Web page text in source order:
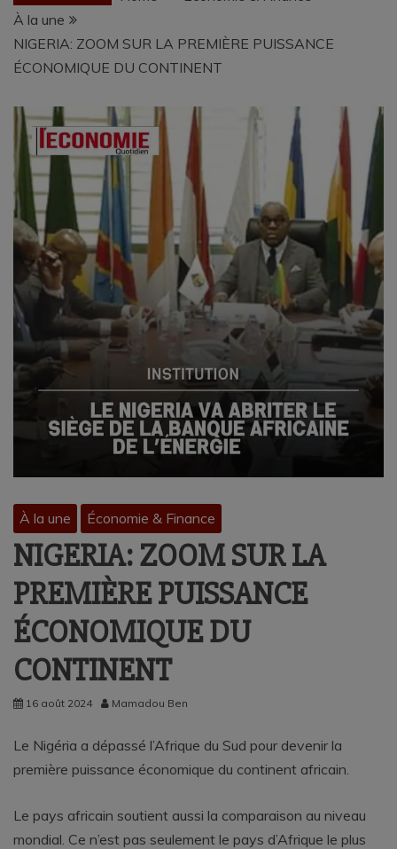
À la une
NIGERIA: ZOOM SUR LA PREMIÈRE PUISSANCE
ÉCONOMIQUE DU CONTINENT
À la une Économie & Finance
NIGERIA: ZOOM SUR LA
PREMIÈRE PUISSANCE
ÉCONOMIQUE DU
CONTINENT
16 août 2024 Mamadou Ben
Le Nigéria a dépassé l’Afrique du Sud pour devenir la
première puissance économique du continent africain.
Le pays africain soutient aussi la comparaison au niveau
mondial. Ce n’est pas seulement le pays d’Afrique le plus